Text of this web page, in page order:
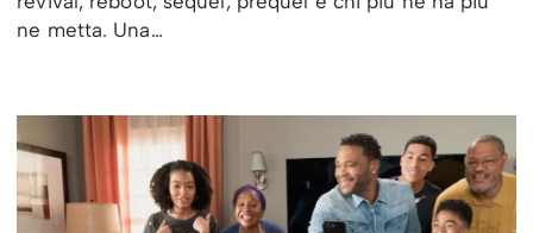
ne metta. Una…